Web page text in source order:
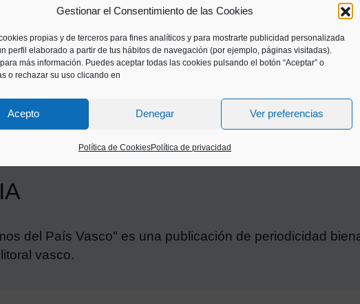
Gestionar el Consentimiento de las Cookies
propias y de terceros para fines analíticos y para mostrarte publicidad personalizada
perfil elaborado a partir de tus hábitos de navegación (por ejemplo, páginas visitadas).
para más información. Puedes aceptar todas las cookies pulsando el botón “Aceptar” o
o rechazar su uso clicando en
Acepto Denegar Ver preferencias
Política de CookiesPolítica de privacidad
del País Vasco" es una publicación de periodicidad
vasco.